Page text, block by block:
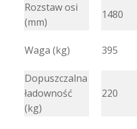
Rozstaw osi
(mm)
1480
Waga (kg) 395
Dopuszczalna
ładowność
(kg)
220